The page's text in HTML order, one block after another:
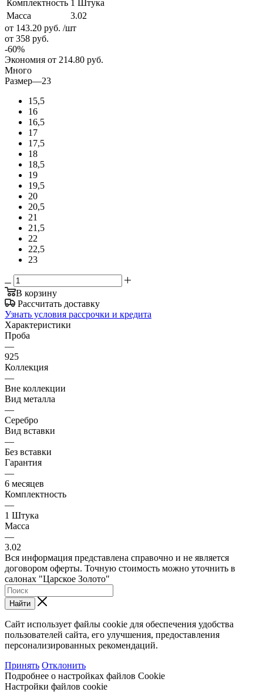
Комплектность 1 Штука
Масса
3.02
от 143.20 руб. /шт
от 358 руб.
-60%
Экономия от 214.80 руб.
Много
Размер—23
15,5
16
16,5
17
17,5
18
18,5
19
19,5
20
20,5
21
21,5
22
22,5
23
В корзину
Рассчитать доставку
Узнать условия рассрочки и кредита
Характеристики
Проба
—
925
Коллекция
—
Вне коллекции
Вид металла
—
Серебро
Вид вставки
—
Без вставки
Гарантия
—
6 месяцев
Комплектность
—
1 Штука
Масса
—
3.02
Вся информация представлена справочно и не является
договором оферты. Точную стоимость можно уточнить в
салонах "Царское Золото"
Найти
Сайт использует файлы cookie для обеспечения удобства
пользователей сайта, его улучшения, предоставления
персонализированных рекомендаций.
Принять Отклонить
Подробнее о настройках файлов Cookie
Настройки файлов cookie